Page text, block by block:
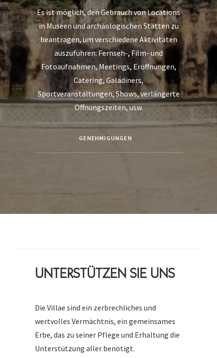
Es ist möglich, den Gebrauch von Locations
in Museen und archäologischen Stätten zu
beantragen, um verschiedene Aktivitäten
auszuführen: Fernseh-, Film- und
Fotoaufnahmen, Meetings, Eröffnungen,
Catering, Galadiners,
Sportveranstaltungen, Shows, verlängerte
Öffnungszeiten, usw.
GENEHMIGUNGEN
UNTERSTÜTZEN SIE UNS
Die Villae sind ein zerbrechliches und
wertvolles Vermächtnis, ein gemeinsames
Erbe, das zu seiner Pflege und Erhaltung die
Unterstützung aller benötigt.